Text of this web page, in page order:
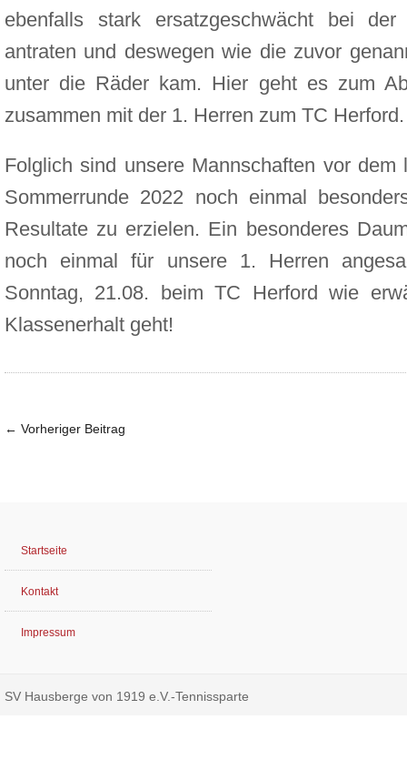
ebenfalls stark ersatzgeschwächt bei der
antraten und deswegen wie die zuvor
unter die Räder kam. Hier geht es zum
zusammen mit der 1. Herren zum TC
Folglich sind unsere Mannschaften vor dem
Sommerrunde 2022 noch einmal
Resultate zu erzielen. Ein besonderes
noch einmal für unsere 1. Herren
Sonntag, 21.08. beim TC Herford wie
Klassenerhalt geht!
← Vorheriger Beitrag
Startseite
Kontakt
Impressum
SV Hausberge von 1919 e.V.-Tennissparte